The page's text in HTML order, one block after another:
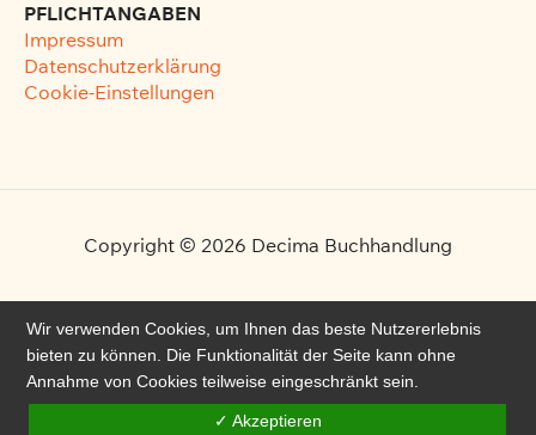
PFLICHTANGABEN
Impressum
Datenschutzerklärung
Cookie-Einstellungen
Copyright © 2026 Decima Buchhandlung
Wir verwenden Cookies, um Ihnen das beste Nutzererlebnis
bieten zu können. Die Funktionalität der Seite kann ohne
Annahme von Cookies teilweise eingeschränkt sein.
✓ Akzeptieren